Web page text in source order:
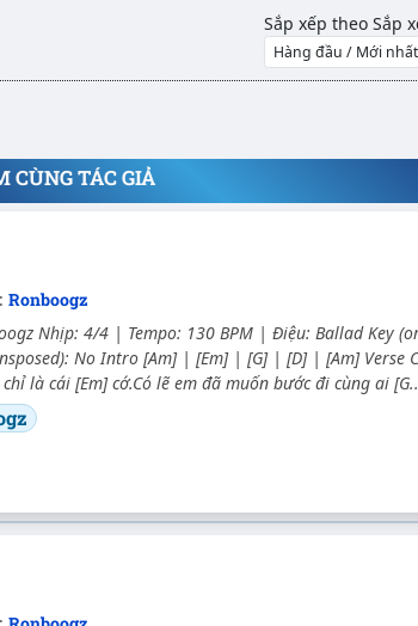
Sắp xếp theo Sắp
CÙNG TÁC GIẢ
Ronboogz
Nhịp: 4/4 | Tempo: 130 BPM | Điệu: Ballad Key
No Intro [Am] | [Em] | [G] | [D] | [Am] Verse
là cái [Em] cớ.Có lẽ em đã muốn bước đi cùng ai